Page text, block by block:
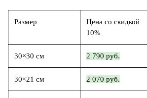
Размер
Цена со скидкой
10%
30×30 см 2 790 руб.
30×21 см 2 070 руб.